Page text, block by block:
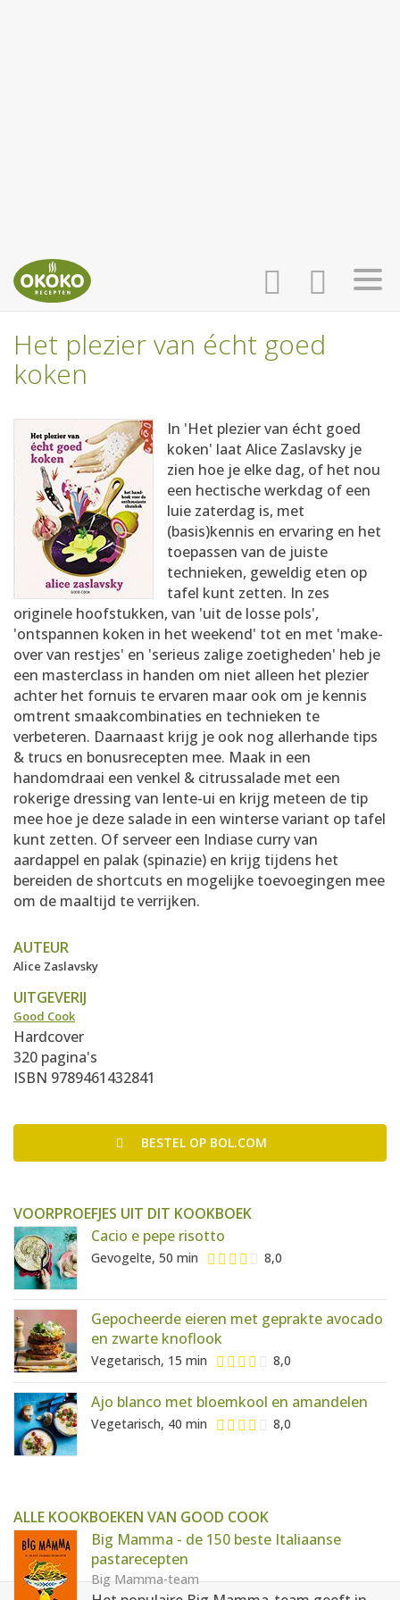
INLOGGEN
AANMELDEN
HOME
RECEPTEN
WEEKMENU'S
KOOKBOEKEN
Het plezier van écht goed
koken
In 'Het plezier van écht goed
koken' laat Alice Zaslavsky je
zien hoe je elke dag, of het nou
een hectische werkdag of een
luie zaterdag is, met
(basis)kennis en ervaring en het
toepassen van de juiste
technieken, geweldig eten op
tafel kunt zetten. In zes
originele hoofstukken, van 'uit de losse pols',
'ontspannen koken in het weekend' tot en met 'make-
over van restjes' en 'serieus zalige zoetigheden' heb je
een masterclass in handen om niet alleen het plezier
achter het fornuis te ervaren maar ook om je kennis
omtrent smaakcombinaties en technieken te
verbeteren. Daarnaast krijg je ook nog allerhande tips
& trucs en bonusrecepten mee. Maak in een
handomdraai een venkel & citrussalade met een
rokerige dressing van lente-ui en krijg meteen de tip
mee hoe je deze salade in een winterse variant op tafel
kunt zetten. Of serveer een Indiase curry van
aardappel en palak (spinazie) en krijg tijdens het
bereiden de shortcuts en mogelijke toevoegingen mee
om de maaltijd te verrijken.
AUTEUR
Alice Zaslavsky
UITGEVERIJ
Good Cook
Hardcover
320 pagina's
ISBN 9789461432841
BESTEL OP BOL.COM
VOORPROEFJES UIT DIT KOOKBOEK
Cacio e pepe risotto
Gevogelte, 50 min 8,0
Gepocheerde eieren met geprakte avocado
en zwarte knoflook
Vegetarisch, 15 min 8,0
Ajo blanco met bloemkool en amandelen
Vegetarisch, 40 min 8,0
ALLE KOOKBOEKEN VAN GOOD COOK
Big Mamma - de 150 beste Italiaanse
pastarecepten
Big Mamma-team